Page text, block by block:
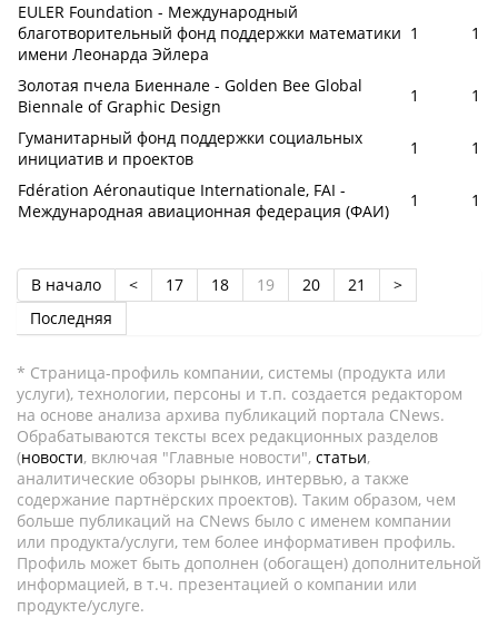
EULER Foundation - Международный
благотворительный фонд поддержки математики
имени Леонарда Эйлера
1 1
Золотая пчела Биеннале - Golden Bee Global
Biennale of Graphic Design
1
1
Гуманитарный фонд поддержки социальных
инициатив и проектов
1
1
Fdération Aéronautique Internationale, FAI -
Международная авиационная федерация (ФАИ)
1 1
В начало < 17 18 19 20 21
>
Последняя
* Страница-профиль компании, системы (продукта или
услуги), технологии, персоны и т.п. создается редактором
на основе анализа архива публикаций портала CNews.
Обрабатываются тексты всех редакционных разделов
(новости, включая "Главные новости", статьи,
аналитические обзоры рынков, интервью, а также
содержание партнёрских проектов). Таким образом, чем
больше публикаций на CNews было с именем компании
или продукта/услуги, тем более информативен профиль.
Профиль может быть дополнен (обогащен) дополнительной
информацией, в т.ч. презентацией о компании или
продукте/услуге.